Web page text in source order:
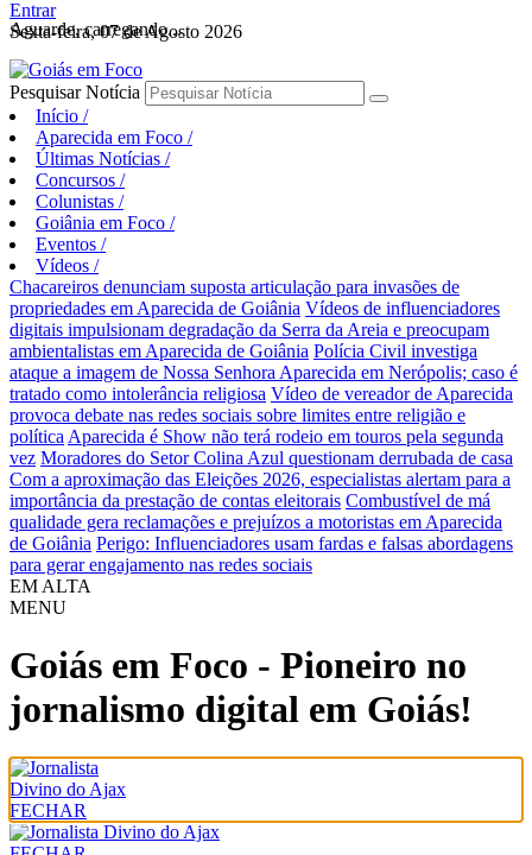
Aguarde, carregando...
Entrar
Sexta-feira, 07 de Agosto 2026
Pesquisar Notícia
Início /
Aparecida em Foco /
Últimas Notícias /
Concursos /
Colunistas /
Goiânia em Foco /
Eventos /
Vídeos /
Chacareiros denunciam suposta articulação para invasões de
propriedades em Aparecida de Goiânia Vídeos de influenciadores
digitais impulsionam degradação da Serra da Areia e preocupam
ambientalistas em Aparecida de Goiânia Polícia Civil investiga
ataque a imagem de Nossa Senhora Aparecida em Nerópolis; caso é
tratado como intolerância religiosa Vídeo de vereador de Aparecida
provoca debate nas redes sociais sobre limites entre religião e
política Aparecida é Show não terá rodeio em touros pela segunda
vez Moradores do Setor Colina Azul questionam derrubada de casa
Com a aproximação das Eleições 2026, especialistas alertam para a
importância da prestação de contas eleitorais Combustível de má
qualidade gera reclamações e prejuízos a motoristas em Aparecida
de Goiânia Perigo: Influenciadores usam fardas e falsas abordagens
para gerar engajamento nas redes sociais
EM ALTA
MENU
Goiás em Foco - Pioneiro no
jornalismo digital em Goiás!
FECHAR